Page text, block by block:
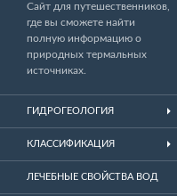
Сайт для путешественников,
где вы сможете найти
полную информацию о
природных термальных
источниках.
ГИДРОГЕОЛОГИЯ
КЛАССИФИКАЦИЯ
ЛЕЧЕБНЫЕ СВОЙСТВА ВОД